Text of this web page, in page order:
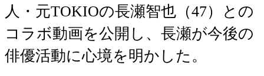
人・元TOKIOの長瀬智也（47）との
コラボ動画を公開し、長瀬が今後の
俳優活動に心境を明かした。